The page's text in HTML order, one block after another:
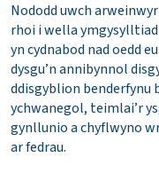
Nododd uwch
rhoi i wella
yn cydnabod nad oedd
dysgu’n annibynnol
ddisgyblion benderfynu
ychwanegol, teimlai’r
gynllunio a chyflwyno
ar fedrau.